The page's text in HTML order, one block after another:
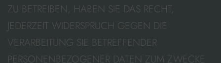
ZU BETREIBEN, HABEN SIE DAS RECHT,
JEDERZEIT WIDERSPRUCH GEGEN DIE
VERARBEITUNG SIE BETREFFENDER
PERSONENBEZOGENER DATEN ZUM ZWECKE